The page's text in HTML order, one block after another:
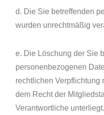
d. Die Sie betreffenden
wurden unrechtmäßig
e. Die Löschung der Sie
personenbezogenen
rechtlichen Verpflichtung
dem Recht der
Verantwortliche unterliegt.